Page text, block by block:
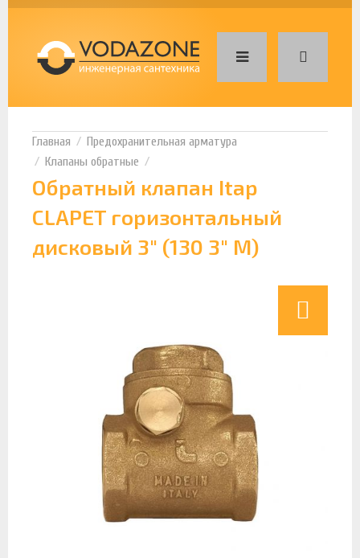
Предохранительная арматура
Клапаны обратные
Обратный клапан Itap
CLAPET горизонтальный
дисковый 3" (130 3" M)